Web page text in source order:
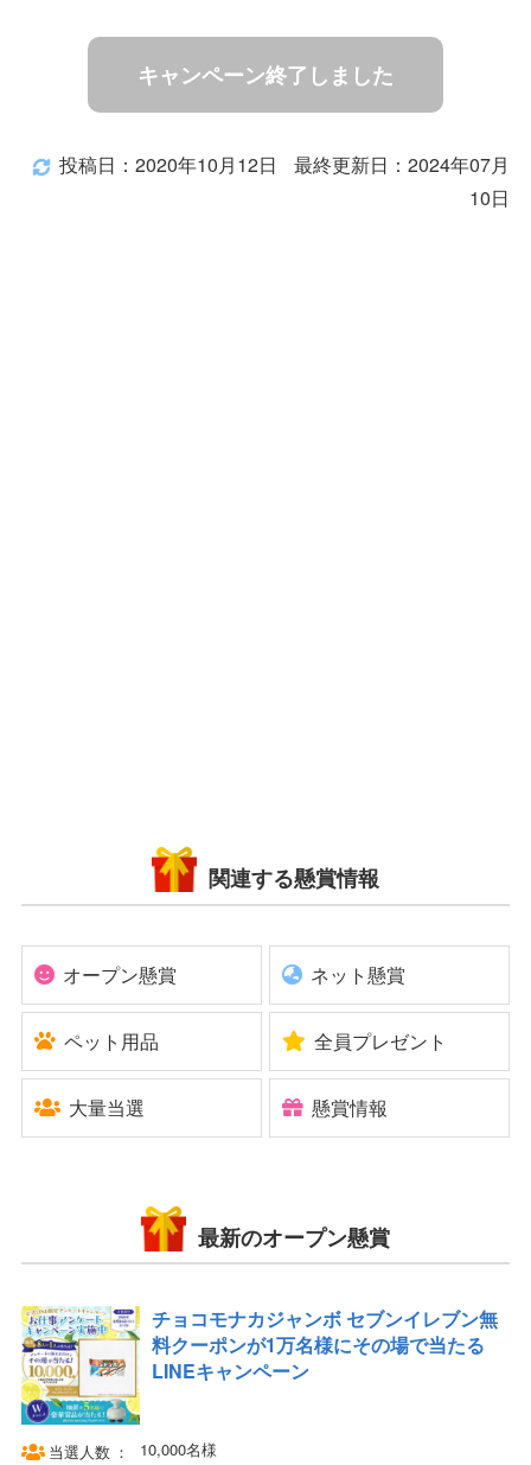
キャンペーン終了しました
投稿日：2020年10月12日
最終更新日：2024年07月
10日
関連する懸賞情報
オープン懸賞 ネット懸賞
ペット用品 全員プレゼント
大量当選 懸賞情報
最新のオープン懸賞
チョコモナカジャンボ セブンイレブン無
料クーポンが1万名様にその場で当たる
LINEキャンペーン
当選人数
10,000名様